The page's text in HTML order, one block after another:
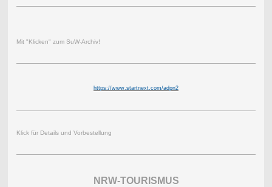
Mit "Klicken" zum SuW-Archiv!
https://www.startnext.com/adpn2
Klick für Details und Vorbestellung
NRW-TOURISMUS